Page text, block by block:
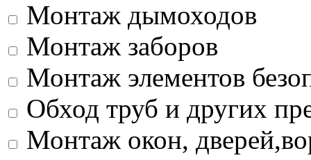
Монтаж дымоходов
Монтаж заборов
Монтаж элементов
Обход труб и других
Монтаж окон,